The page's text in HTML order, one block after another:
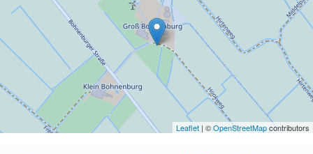
Leaflet | ©OpenStreetMapcontributors